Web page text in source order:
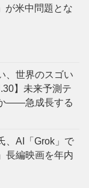
が米中問題とな
、世界のスゴい
】未来予測テ
——急成長する
、AI「Grok」で
長編映画を年内